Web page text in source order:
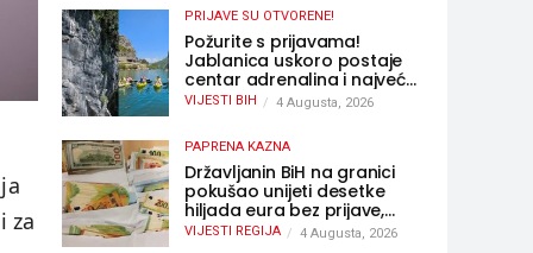
za
PRIJAVE SU OTVORENE!
Požurite s prijavama!
Jablanica uskoro postaje
centar adrenalina i najveće
outdoor avanture ovog
VIJESTI BIH 4 Augusta, 2026
PAPRENA KAZNA
Državljanin BiH na granici
pokušao unijeti desetke
hiljada eura bez prijave,
uslijedila “paprena” kazna
VIJESTI REGIJA 4 Augusta, 2026